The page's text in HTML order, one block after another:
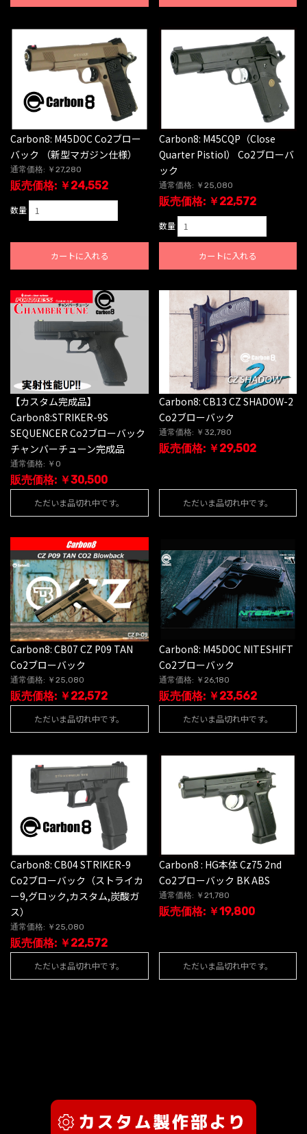
Carbon8: M45DOC Co2ブロー
バック （新型マガジン仕様）
通常価格: ￥27,280
販売価格: ￥24,552
数量
カートに入れる
Carbon8: M45CQP（Close
Quarter Pistiol） Co2ブローバ
ック
通常価格: ￥25,080
販売価格: ￥22,572
数量
カートに入れる
【カスタム完成品】
Carbon8:STRIKER-9S
SEQUENCER Co2ブローバック
チャンバーチューン完成品
通常価格: ￥0
販売価格: ￥30,500
ただいま品切れ中です。
Carbon8: CB13 CZ SHADOW-2
Co2ブローバック
通常価格: ￥32,780
販売価格: ￥29,502
ただいま品切れ中です。
Carbon8: CB07 CZ P09 TAN
Co2ブローバック
通常価格: ￥25,080
販売価格: ￥22,572
ただいま品切れ中です。
Carbon8: M45DOC NITESHIFT
Co2ブローバック
通常価格: ￥26,180
販売価格: ￥23,562
ただいま品切れ中です。
Carbon8: CB04 STRIKER-9
Co2ブローバック（ストライカ
ー9,グロック,カスタム,炭酸ガ
ス）
通常価格: ￥25,080
販売価格: ￥22,572
ただいま品切れ中です。
Carbon8 : HG本体 Cz75 2nd
Co2ブローバック BK ABS
通常価格: ￥21,780
販売価格: ￥19,800
ただいま品切れ中です。